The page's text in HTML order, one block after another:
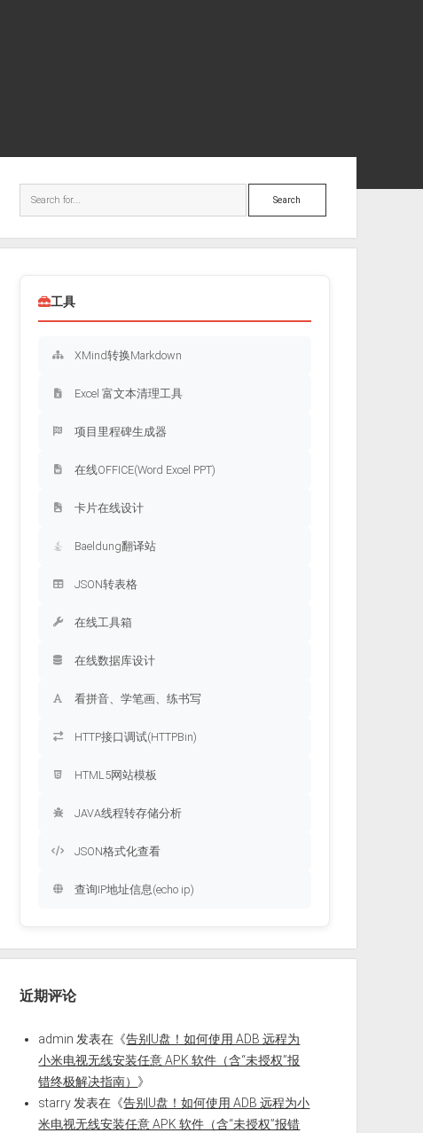
Search
工具
XMind转换Markdown
Excel 富文本清理工具
项目里程碑生成器
在线OFFICE(Word Excel PPT)
卡片在线设计
Baeldung翻译站
JSON转表格
在线工具箱
在线数据库设计
看拼音、学笔画、练书写
HTTP接口调试(HTTPBin)
HTML5网站模板
JAVA线程转存储分析
JSON格式化查看
查询IP地址信息(echo ip)
近期评论
admin 发表在《告别U盘！如何使用 ADB 远程为
小米电视无线安装任意 APK 软件（含“未授权”报
错终极解决指南） 》
starry 发表在《告别U盘！如何使用 ADB 远程为小
米电视无线安装任意 APK 软件（含“未授权”报错